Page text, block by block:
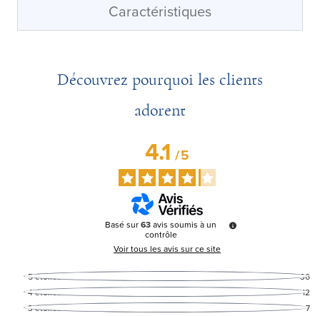
Caractéristiques
Découvrez pourquoi les clients
adorent
4.1/5
Basé sur63avis soumis à un
contrôle
Voir tous les avis sur ce site
5étoiles
36
4étoiles
12
3étoiles
7